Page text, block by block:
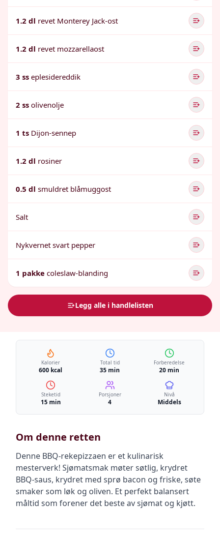
1.2 dl revet Monterey Jack-ost
1.2 dl revet mozzarellaost
3 ss eplesidereddik
2 ss olivenolje
1 ts Dijon-sennep
1.2 dl rosiner
0.5 dl smuldret blåmuggost
Salt
Nykvernet svart pepper
1 pakke coleslaw-blanding
Legg alle i handlelisten
Kalorier
600 kcal
Total tid
35 min
Forberedelse
20 min
Steketid
15 min
Porsjoner
4
Nivå
Middels
Om denne retten
Denne BBQ-rekepizzaen er et kulinarisk
mesterverk! Sjømatsmak møter søtlig, krydret
BBQ-saus, krydret med sprø bacon og friske, søte
smaker som løk og oliven. Et perfekt balansert
måltid som forener det beste av sjømat og kjøtt.